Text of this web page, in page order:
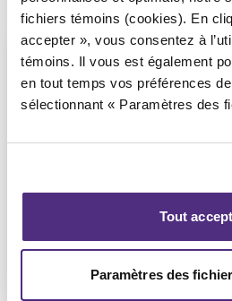
fichiers témoins (cookies). En
accepter », vous consentez à
témoins. Il vous est également
en tout temps vos préférences
sélectionnant « Paramètres des
Tout
Paramètres des
durables